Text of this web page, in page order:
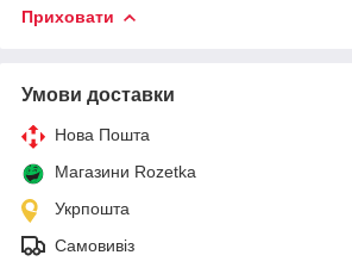
Приховати
Умови доставки
Нова Пошта
Магазини Rozetka
Укрпошта
Самовивіз